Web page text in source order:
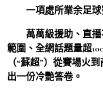
一項處所業余足
萬萬級援助、直
範圍、全網話題量超
（“蘇超”）從賽場火
出一份冷艷答卷。